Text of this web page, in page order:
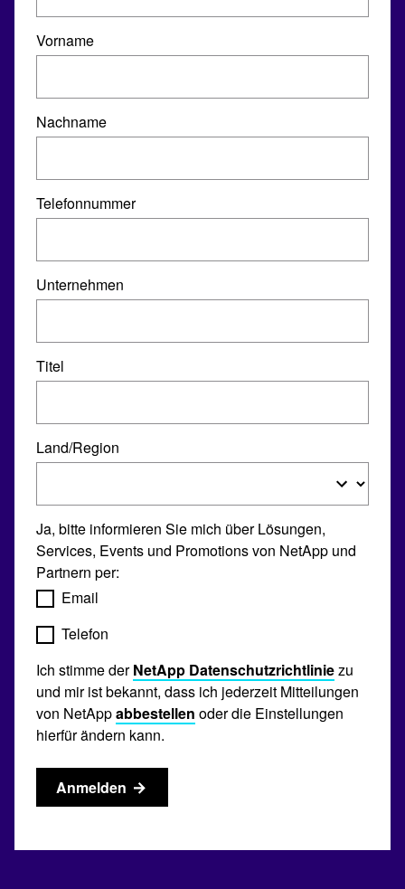
Vorname
Nachname
Telefonnummer
Unternehmen
Titel
Land/Region
Ja, bitte informieren Sie mich über Lösungen,
Services, Events und Promotions von NetApp und
Partnern per:
Email
Telefon
Ich stimme derNetApp Datenschutzrichtliniezu
und mir ist bekannt, dass ich jederzeit Mitteilungen
von NetAppabbestellen oder die Einstellungen
hierfür ändern kann.
Anmelden